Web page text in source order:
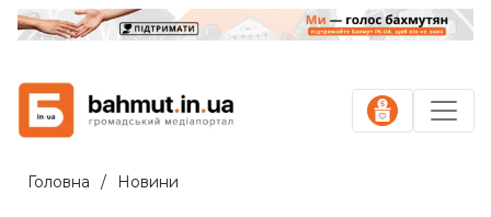
Головна Новини